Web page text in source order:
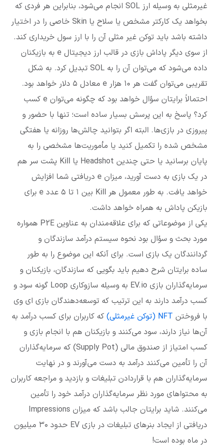
غیرمثلی به وسیله ارز SOL انجام می‌شود، بنابراین هر فردی که
بخواهد یک کارکتر مشخص یا سلاح یا Skin خاصی را در اختیار
داشته باشد باید توکن غیر مثلی آن را با ارز سول خریداری کند.
از سوی دیگر پاداش بازی در قالب ارز دیجیتال e به بازیکنان
داده می‌شود که می‌توان آن را به SOL تبدیل کرد. به شکل
تقریبی می‌توان گفت هر ۱۰ هزار e معادل ۵ دلار خواهد بود.
احتمالاً برایتان سؤال خواهد بود که چگونه می‌توان e کسب
کرد؟ پاسخ به این پرسش بسیار ساده است؛ تنها با حضور و
پیروزی در بازی‌ها. البته اگر بتوانید چالش‌ها روزانه یا هفتگی
مشخص شده را تکمیل کنید یا مأموریت‌ها مشخصی را به
پایان برسانید یا حتی چندین Headshot یا Kill پشت سر هم
در یک بازی به دست آورید، میزان e دریافتی شما افزایش
خواهد یافت. به طور معمول هر Kill بین ۱ تا ۵ عدد e برای
بازیکن پاداش به همراه خواهد داشت.
یکی از موضوعاتی که برای علاقه‌مندان به عناوین P2E همواره
مورد بحث و سؤال بود نحوه سیستم درآمد سازندگان و
گردانندگان یک بازی است. برای آنکه این موضوع را به طور
ساده برایتان شرح دهیم باید بگویی که سازندگان، بازیکنان و
سرمایه‌گذاران بازی EV.io به وسیله سازوکاری Loop گونه سود و
کسب درآمد دارند به این ترتیب که توسعه‌دهندگان بازی ای وی
با فروختن NFT (توکن غیرمثلی)
که کاربران برای کسب درآمد به
آن‌ها نیاز دارند، سود می‌کنند و بازیکنان هم با انجام بازی و
کسب امتیاز از صندوق مالی (Supply Pot) که سرمایه‌گذاران
آن را تأمین می‌کنند درآمد به دست می‌آورند و در نهایت
سرمایه‌گذاران هم با قراردادن تبلیغات و بازدید و مراجعه کاربران
به محتواهای مورد نظر سرمایه‌گذاران درآمد خود را تأمین
می‌کنند. شاید برایتان جالب باشد که میزان Impressions
دریافتی از ایجاد بنرهای تبلیغات در بازی EV حدود ۳۰ میلیون
در ماه بوده است!